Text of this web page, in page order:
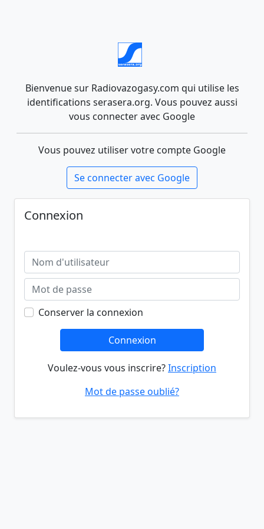
Bienvenue sur Radiovazogasy.com qui utilise les
identifications serasera.org. Vous pouvez aussi
vous connecter avec Google
Vous pouvez utiliser votre compte Google
Se connecter avec Google
Connexion
Conserver la connexion
Connexion
Voulez-vous vous inscrire?Inscription
Mot de passe oublié?